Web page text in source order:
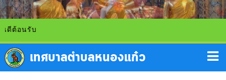
ดีต้อนรับ